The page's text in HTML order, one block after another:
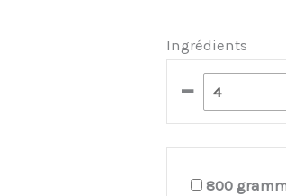
Ingrédients
–
800